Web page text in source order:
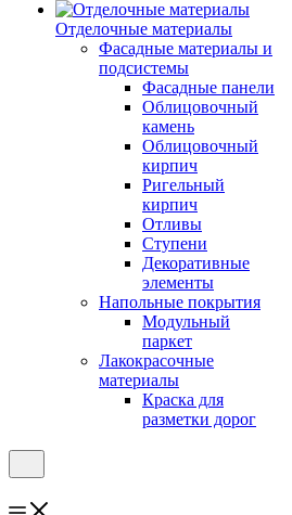
Отделочные материалы
Фасадные материалы и
подсистемы
Фасадные панели
Облицовочный
камень
Облицовочный
кирпич
Ригельный
кирпич
Отливы
Ступени
Декоративные
элементы
Напольные покрытия
Модульный
паркет
Лакокрасочные
материалы
Краска для
разметки дорог